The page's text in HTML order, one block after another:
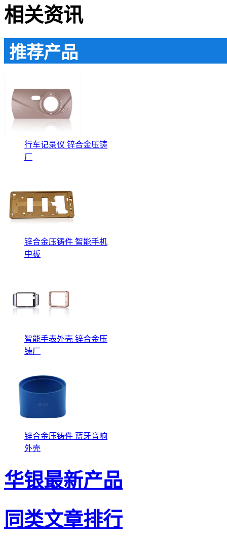
相关资讯
推荐产品
行车记录仪 锌合金压铸
厂
锌合金压铸件 智能手机
中板
智能手表外壳 锌合金压
铸厂
锌合金压铸件 蓝牙音响
外壳
华银最新产品
同类文章排行